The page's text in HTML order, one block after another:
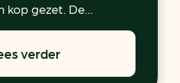
gezet. De...
verder